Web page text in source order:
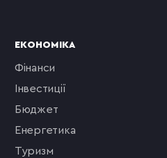
ЕКОНОМІКА
фінанси
інвестиції
бюджет
енергетика
туризм